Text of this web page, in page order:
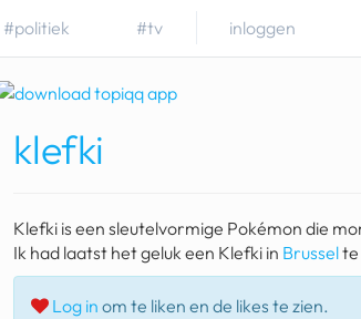
#politiek #tv inloggen
klefki
Klefki is een sleutelvormige Pokémon die
Ik had laatst het geluk een Klefki in Brusselte
Log in om te liken en de likes te zien.